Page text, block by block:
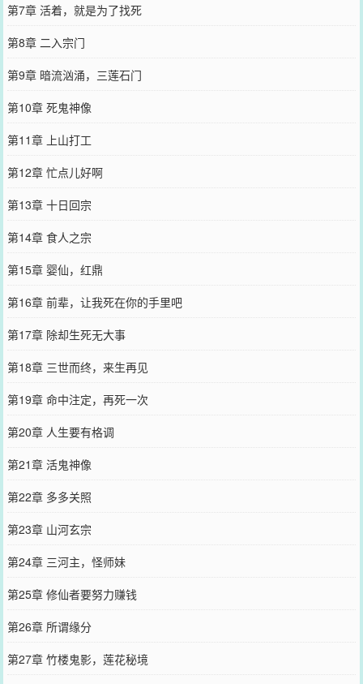
第7章 活着，就是为了找死
第8章 二入宗门
第9章 暗流汹涌，三莲石门
第10章 死鬼神像
第11章 上山打工
第12章 忙点儿好啊
第13章 十日回宗
第14章 食人之宗
第15章 婴仙，红鼎
第16章 前辈，让我死在你的手里吧
第17章 除却生死无大事
第18章 三世而终，来生再见
第19章 命中注定，再死一次
第20章 人生要有格调
第21章 活鬼神像
第22章 多多关照
第23章 山河玄宗
第24章 三河主，怪师妹
第25章 修仙者要努力赚钱
第26章 所谓缘分
第27章 竹楼鬼影，莲花秘境